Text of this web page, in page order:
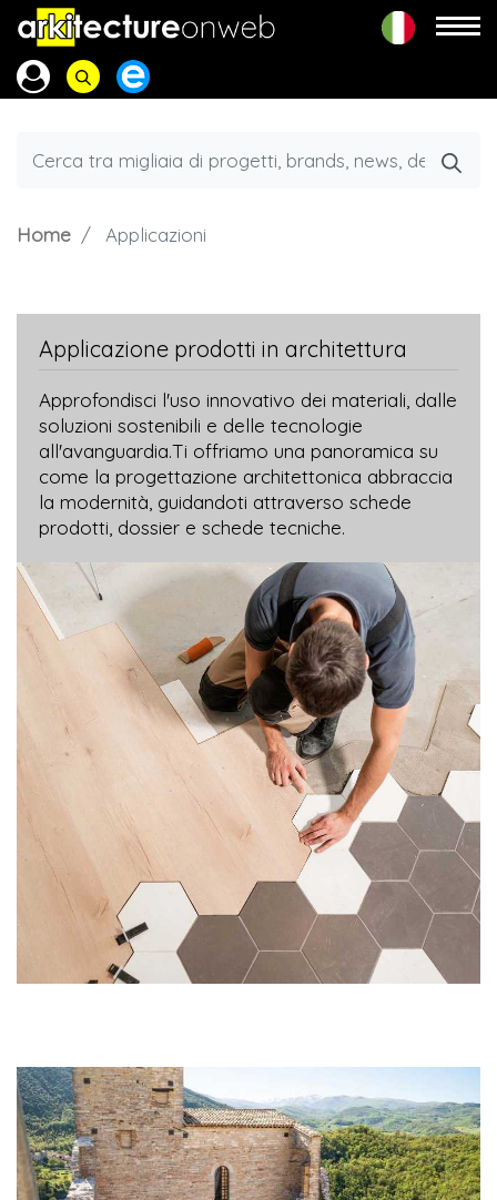
Home Applicazioni
Applicazione prodotti in architettura
Approfondisci l'uso innovativo dei materiali, dalle
soluzioni sostenibili e delle tecnologie
all'avanguardia.Ti offriamo una panoramica su
come la progettazione architettonica abbraccia
la modernità, guidandoti attraverso schede
prodotti, dossier e schede tecniche.